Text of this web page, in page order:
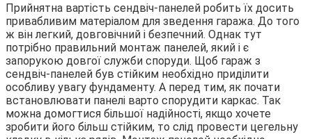
Прийнятна вартість сендвіч-панелей робить їх досить
привабливим матеріалом для зведення гаража. До того
ж він легкий, довговічний і безпечний. Однак тут
потрібно правильний монтаж панелей, який і є
запорукою довгої служби споруди. Щоб гараж з
сендвіч-панелей був стійким необхідно приділити
особливу увагу фундаменту. А перед тим, як почати
встановлювати панелі варто спорудити каркас. Так
можна домогтися більшої надійності, якщо хочете
зробити його більш стійким, то слід провести цегельну